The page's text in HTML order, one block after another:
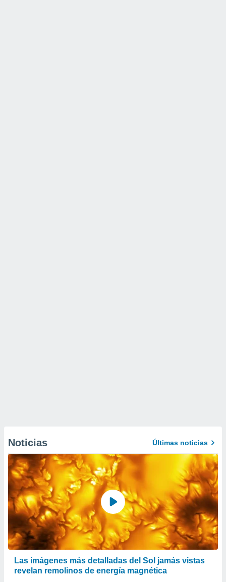
Noticias Últimas noticias
Las imágenes más detalladas del Sol jamás vistas
revelan remolinos de energía magnética